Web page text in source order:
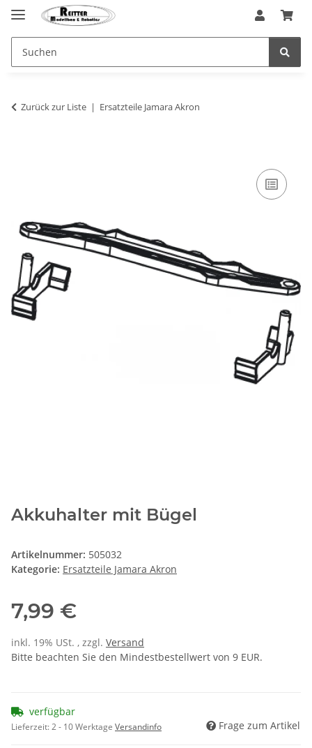
Zurück zur Liste Ersatzteile Jamara Akron
Akkuhalter mit Bügel
Artikelnummer: 505032
Kategorie: Ersatzteile Jamara Akron
7,99 €
inkl. 19% USt. , zzgl. Versand
Bitte beachten Sie den Mindestbestellwert von 9 EUR.
verfügbar
Lieferzeit:2 - 10 Werktage Versandinfo Frage zum Artikel